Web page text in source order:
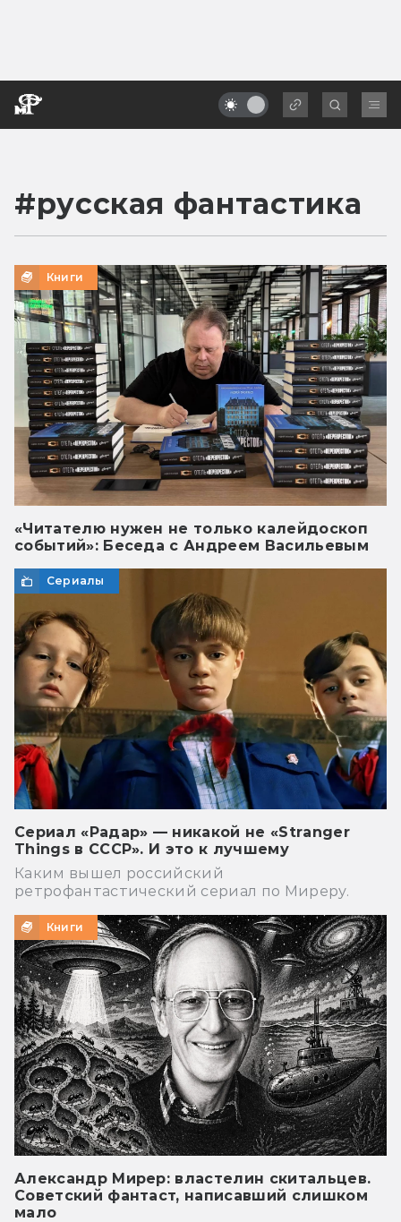
#русская фантастика
Книги
«Читателю нужен не только калейдоскоп
событий»: Беседа с Андреем Васильевым
Сериалы
Сериал «Радар» — никакой не «Stranger
Things в СССР». И это к лучшему
Каким вышел российский
ретрофантастический сериал по Миреру.
Книги
Александр Мирер: властелин скитальцев.
Советский фантаст, написавший слишком
мало